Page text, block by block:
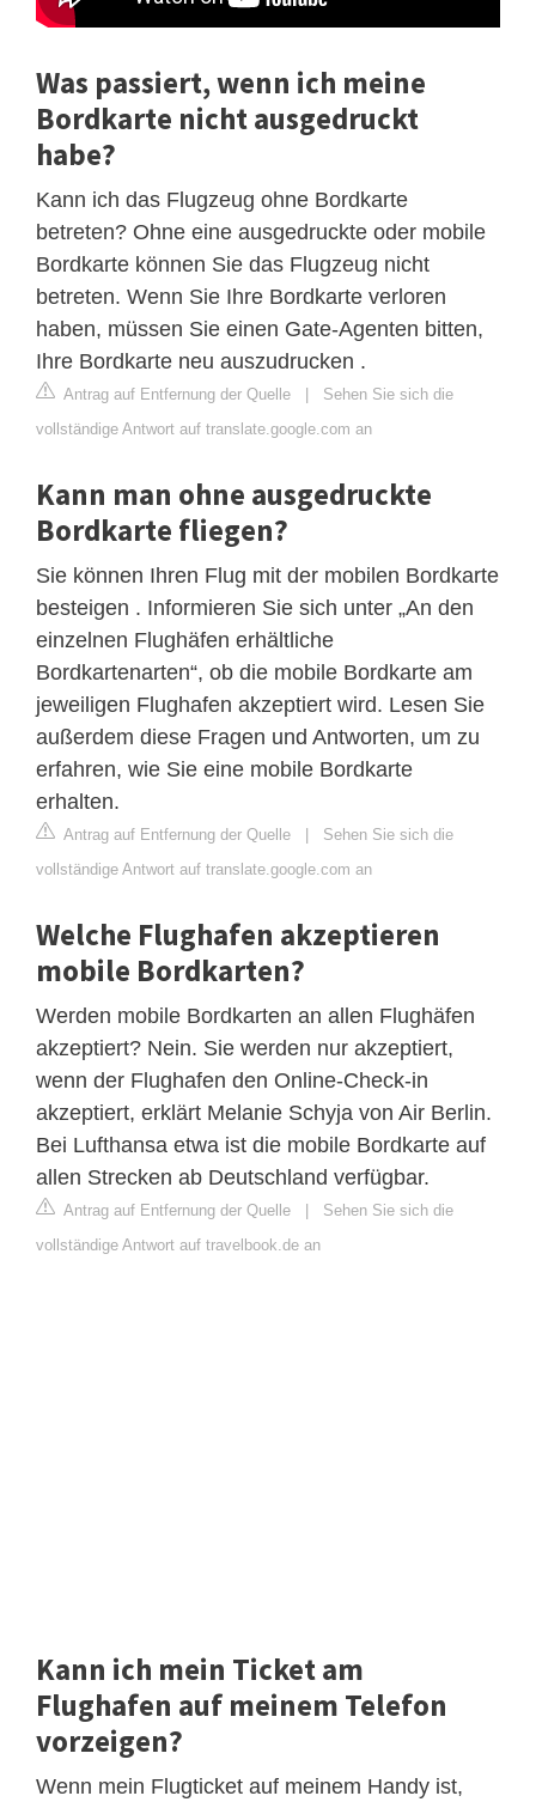
Was passiert, wenn ich meine
Bordkarte nicht ausgedruckt
habe?
Kann ich das Flugzeug ohne Bordkarte
betreten? Ohne eine ausgedruckte oder mobile
Bordkarte können Sie das Flugzeug nicht
betreten. Wenn Sie Ihre Bordkarte verloren
haben, müssen Sie einen Gate-Agenten bitten,
Ihre Bordkarte neu auszudrucken .
Antrag auf Entfernung der Quelle | Sehen Sie sich die
vollständige Antwort auf translate.google.com an
Kann man ohne ausgedruckte
Bordkarte fliegen?
Sie können Ihren Flug mit der mobilen Bordkarte
besteigen . Informieren Sie sich unter „An den
einzelnen Flughäfen erhältliche
Bordkartenarten“, ob die mobile Bordkarte am
jeweiligen Flughafen akzeptiert wird. Lesen Sie
außerdem diese Fragen und Antworten, um zu
erfahren, wie Sie eine mobile Bordkarte
erhalten.
Antrag auf Entfernung der Quelle | Sehen Sie sich die
vollständige Antwort auf translate.google.com an
Welche Flughafen akzeptieren
mobile Bordkarten?
Werden mobile Bordkarten an allen Flughäfen
akzeptiert? Nein. Sie werden nur akzeptiert,
wenn der Flughafen den Online-Check-in
akzeptiert, erklärt Melanie Schyja von Air Berlin.
Bei Lufthansa etwa ist die mobile Bordkarte auf
allen Strecken ab Deutschland verfügbar.
Antrag auf Entfernung der Quelle | Sehen Sie sich die
vollständige Antwort auf travelbook.de an
Kann ich mein Ticket am
Flughafen auf meinem Telefon
vorzeigen?
Wenn mein Flugticket auf meinem Handy ist,